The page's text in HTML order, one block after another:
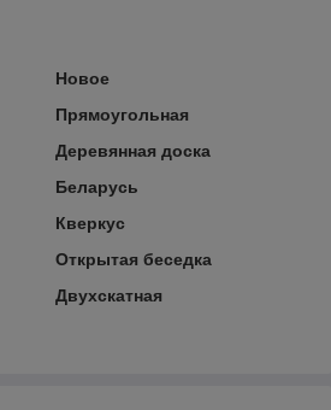
Новое
Прямоугольная
Деревянная доска
Беларусь
Кверкус
Открытая беседка
Двухскатная